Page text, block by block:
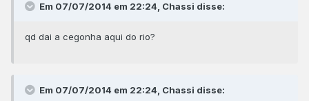
Em 07/07/2014 em 22:24, Chassi disse:
qd dai a cegonha aqui do rio?
Em 07/07/2014 em 22:24, Chassi disse: